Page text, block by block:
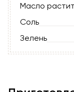
Масло
Соль
Зелень